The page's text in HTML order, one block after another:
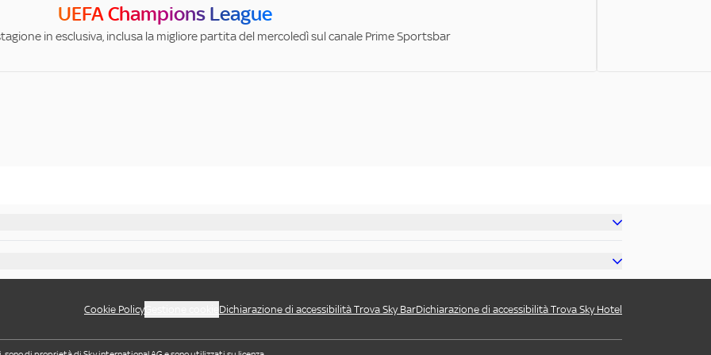
UEFA Champions League
in esclusiva, inclusa la migliore partita del mercoledì sul canale Prime Sportsbar
Cookie Policy Dichiarazione di accessibilità Trova Sky BarDichiarazione di accessibilità Trova Sky Hotel